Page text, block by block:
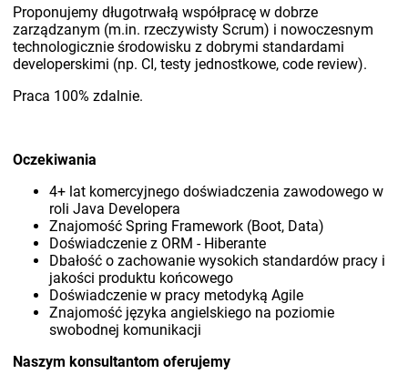
Proponujemy długotrwałą współpracę w dobrze
zarządzanym (m.in. rzeczywisty Scrum) i nowoczesnym
technologicznie środowisku z dobrymi standardami
developerskimi (np. CI, testy jednostkowe, code review).
Praca 100% zdalnie.
Oczekiwania
4+ lat komercyjnego doświadczenia zawodowego w
roli Java Developera
Znajomość Spring Framework (Boot, Data)
Doświadczenie z ORM - Hiberante
Dbałość o zachowanie wysokich standardów pracy i
jakości produktu końcowego
Doświadczenie w pracy metodyką Agile
Znajomość języka angielskiego na poziomie
swobodnej komunikacji
Naszym konsultantom oferujemy